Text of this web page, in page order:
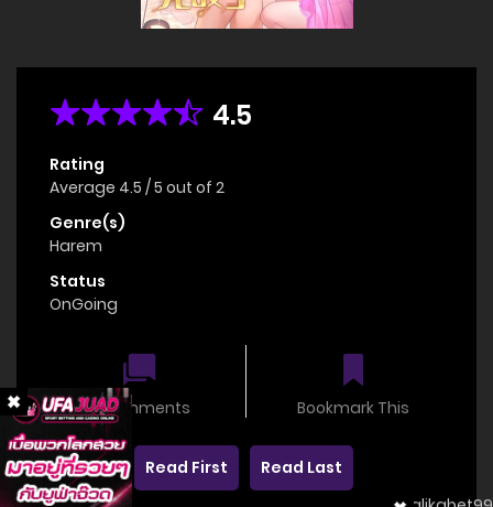
4.5
Rating
Average 4.5 /5 out of 2
Genre(s)
Harem
Status
OnGoing
0 comments Bookmark This
Read First Read Last